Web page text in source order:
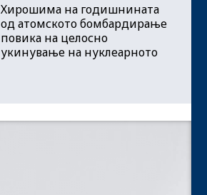
Хирошима на годишнината
од атомското бомбардирање
повика на целосно
укинување на нуклеарното